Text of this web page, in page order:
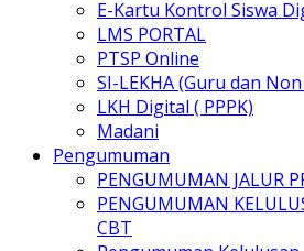
E-Kartu Kontrol Siswa
LMS PORTAL
PTSP Online
SI-LEKHA (Guru dan Non
LKH Digital ( PPPK)
Madani
Pengumuman
PENGUMUMAN JALUR
PENGUMUMAN
CBT